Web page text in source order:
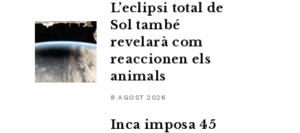
L’eclipsi total de
Sol també
revelarà com
reaccionen els
animals
8 AGOST 2026
Inca imposa 45